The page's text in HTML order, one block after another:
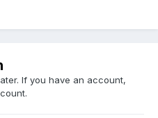
If you have an account,